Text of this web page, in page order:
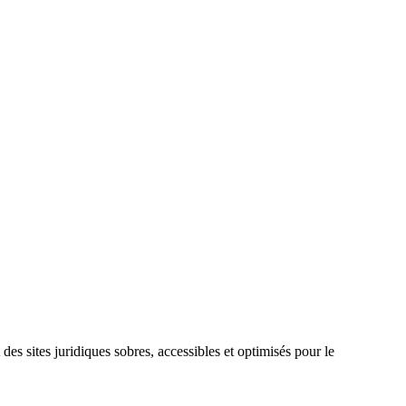
sites juridiques sobres, accessibles et optimisés pour le